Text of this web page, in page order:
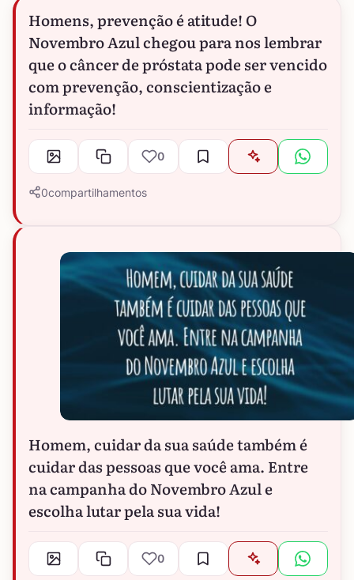
Homens, prevenção é atitude! O
Novembro Azul chegou para nos lembrar
que o câncer de próstata pode ser vencido
com prevenção, conscientização e
informação!
0
0compartilhamentos
Homem, cuidar da sua saúde também é
cuidar das pessoas que você ama. Entre
na campanha do Novembro Azul e
escolha lutar pela sua vida!
0